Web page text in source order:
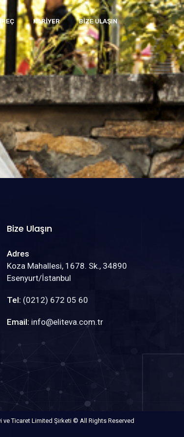
KARIYER BIZE ULAŞIN
Bize Ulaşın
Adres
Koza Mahallesi, 1678. Sk., 34890
Esenyurt/İstanbul
Tel: (0212) 672 05 60
Email: info@eliteva.com.tr
ve Ticaret Limited Şirketi © All Rights Reserved